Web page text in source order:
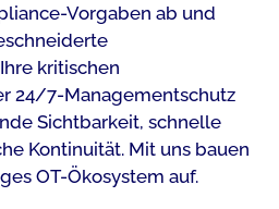
Vorgaben ab und
kritischen
24/7-Managementschutz
Sichtbarkeit, schnelle
Kontinuität. Mit uns bauen
OT-Ökosystem auf.